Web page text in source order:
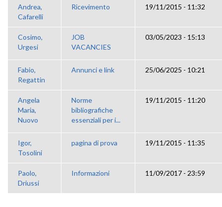
Andrea,
Cafarelli
Ricevimento 19/11/2015 - 11:32
Cosimo,
Urgesi
JOB
VACANCIES
03/05/2023 - 15:13
Fabio,
Regattin
Annunci e link 25/06/2025 - 10:21
Angela
Maria,
Nuovo
Norme
bibliografiche
essenziali per i...
19/11/2015 - 11:20
Igor,
Tosolini
pagina di prova 19/11/2015 - 11:35
Paolo,
Driussi
Informazioni 11/09/2017 - 23:59